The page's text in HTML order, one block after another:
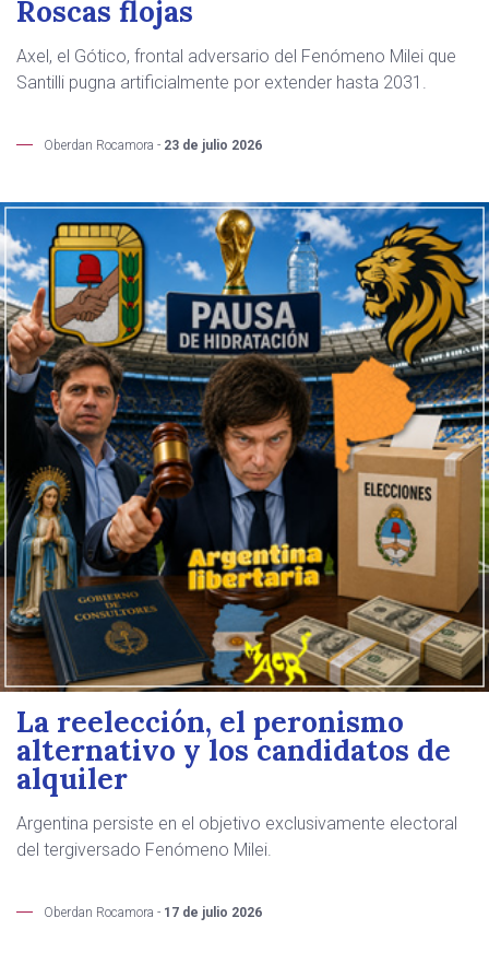
Roscas flojas
Axel, el Gótico, frontal adversario del Fenómeno Milei que
Santilli pugna artificialmente por extender hasta 2031.
Oberdan Rocamora - 23 de julio 2026
La reelección, el peronismo
alternativo y los candidatos de
alquiler
Argentina persiste en el objetivo exclusivamente electoral
del tergiversado Fenómeno Milei.
Oberdan Rocamora - 17 de julio 2026